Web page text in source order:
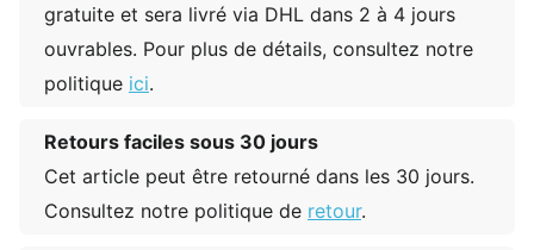
gratuite et sera livré via DHL dans 2 à 4 jours
ouvrables. Pour plus de détails, consultez notre
politique ici.
Retours faciles sous 30 jours
Cet article peut être retourné dans les 30 jours.
Consultez notre politique de retour.